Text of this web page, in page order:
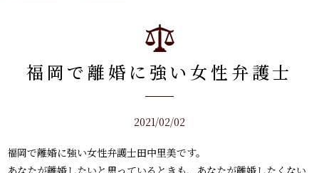
福岡で離婚に強い女性弁護士
2021/02/02
福岡で離婚に強い女性弁護士田中里美です。
あなたが離婚したいと思っているときも、あなたが離婚したくない